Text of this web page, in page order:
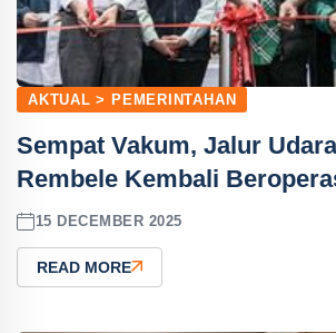
AKTUAL > PEMERINTAHAN
Sempat Vakum, Jalur
Rembele Kembali
15 DECEMBER 2025
READ MORE